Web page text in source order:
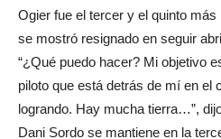
Ogier fue el tercer y el quinto
se mostró resignado en seguir
“¿Qué puedo hacer? Mi objetivo
piloto que está detrás de mí en el
logrando. Hay mucha tierra…”,
Dani Sordo se mantiene en la